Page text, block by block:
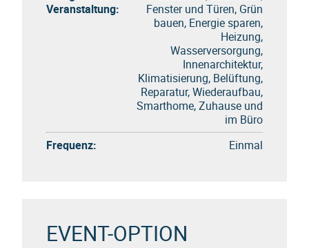
Veranstaltung:
Fenster und Türen, Grün
bauen, Energie sparen,
Heizung,
Wasserversorgung,
Innenarchitektur,
Klimatisierung, Belüftung,
Reparatur, Wiederaufbau,
Smarthome, Zuhause und
im Büro
Frequenz:
Einmal
EVENT-OPTION